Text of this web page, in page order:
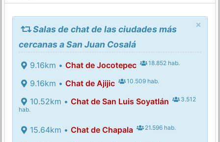
×
Salas de chat de las ciudades más
cercanas a San Juan Cosalá
9.16km • Chat de Jocotepec 18.852 hab.
9.16km • Chat de Ajijic 10.509 hab.
10.52km • Chat de San Luis Soyatlán
3.512
hab.
15.64km • Chat de Chapala 21.596 hab.